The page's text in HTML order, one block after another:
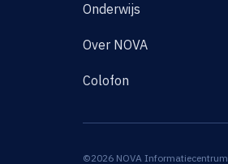
Onderwijs
Over NOVA
Colofon
©2026 NOVA Informatiecentrum